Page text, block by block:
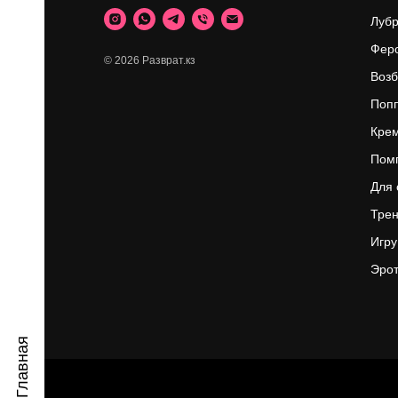
Главная
© 2026 Разврат.кз
Для